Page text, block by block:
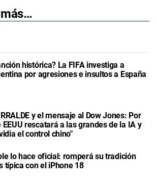
histórica? La FIFA investiga a
por agresiones e insultos a España
y el mensaje al Dow Jones: Por
EEUU rescatará a las grandes de la IA y
el control chino"
lo hace oficial: romperá su tradición
típica con el iPhone 18